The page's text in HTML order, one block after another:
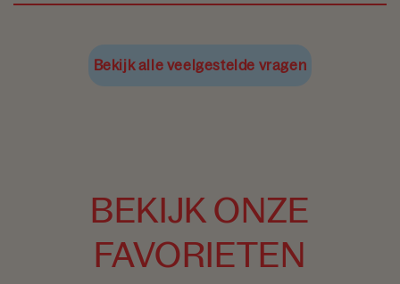
Bekijk alle veelgestelde vragen
BEKIJK ONZE
FAVORIETEN